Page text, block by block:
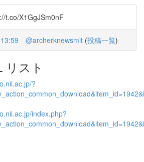
t.co/X1GgJSm0nF
@archerknewsmit (投稿一覧)
リスト
?
index.php?